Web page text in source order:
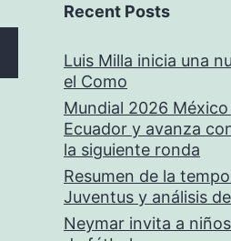
Recent Posts
Luis Milla inicia una
el Como
Mundial 2026
Ecuador y avanza
la siguiente ronda
Resumen de la
Juventus y análisis
Neymar invita a